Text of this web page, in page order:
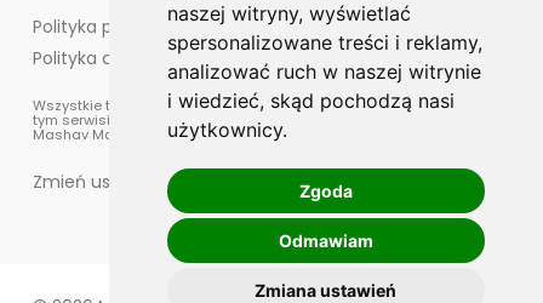
naszej witryny, wyświetlać
spersonalizowane treści i reklamy,
analizować ruch w naszej witrynie
i wiedzieć, skąd pochodzą nasi
użytkownicy.
Zgoda
Odmawiam
Zmiana ustawień
Polityka prywatności
Polityka cookies
Wszystkie treści, materiały oraz elementy graficzne umieszczone w
tym serwisie są chronione prawem autorskim, które przysługuje
Mashav Management sp. z o.o.
Zmień ustawienia cookies